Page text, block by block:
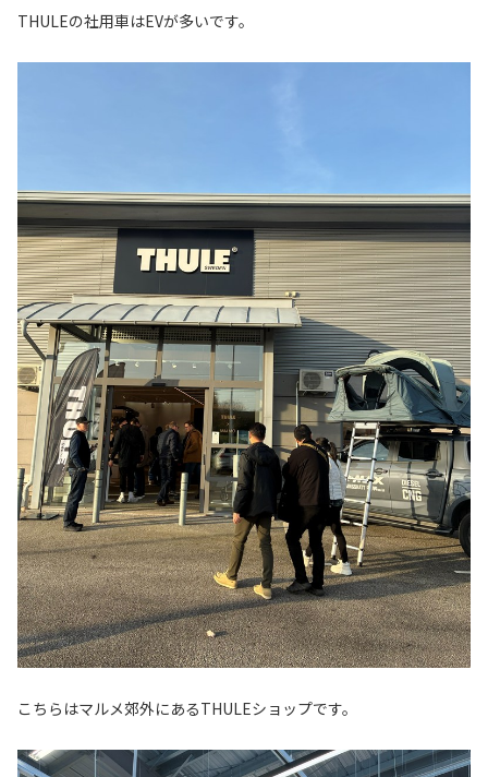
THULEの社用車はEVが多いです。
こちらはマルメ郊外にあるTHULEショップです。